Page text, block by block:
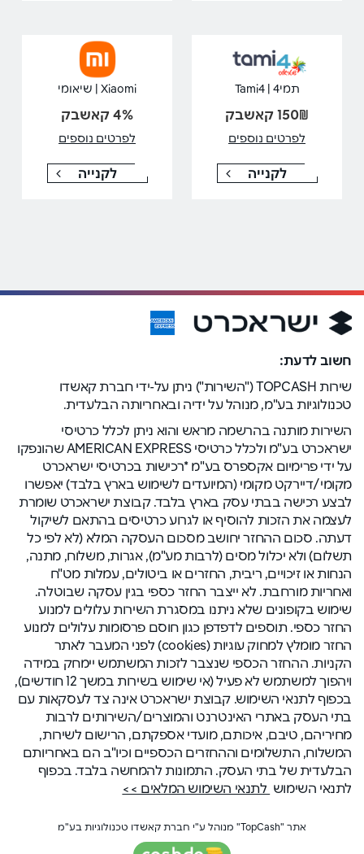
תמי4 | Tami4
150₪ קאשבק
לפרטים נוספים
לקנייה
Xiaomi | שיאומי
4% קאשבק
לפרטים נוספים
לקנייה
חשוב לדעת:
שירות TOPCASH ("השירות") ניתן על-ידי חברת קאשדו
טכנולוגיות בע"מ, מנוהל על ידיה ובאחריותה הבלעדית.
השירות מותנה בהרשמה מראש והוא ניתן לכלל כרטיסי
ישראכרט בע"מ ולכלל כרטיסי AMERICAN EXPRESS שהונפקו
על ידי פרימיום אקספרס בע"מ *רכישות בכרטיסי ישראכרט
מקומי/דיירקט מקומי (המיועדים לשימוש בארץ בלבד) יאפשרו
לבצע רכישה בבתי עסק בארץ בלבד. קבוצת ישראכרט שומרת
לעצמה את הזכות להוסיף או לגרוע כרטיסים בהתאם לשיקול
דעתה. סכום ההחזר יחושב מסכום העסקה המלא (לא לפי כל
תשלום) ולא יכלול מסים (לרבות מע"מ), אגרות, משלוח, מתנה,
הנחות או זיכויים, ריבית, החזרים או ביטולים, עמלות מט"ח
ואחריות מורחבת. לא ייצבר החזר כספי בגין עסקה שבוטלה.
שימוש בקופונים שלא ניתנו במסגרת השירות עלולים למנוע
החזר כספי. תוספים לדפדפן כגון חוסם פרסומות עלולים למנוע
החזר מומלץ למחוק עוגיות (cookies) לפני המעבר לאתר
הקניות. ההחזר הכספי שנצבר לזכות המשתמש יימחק במידה
ויהפוך למשתמש לא פעיל (אי שימוש בשירות במשך 12 חודשים),
בכפוף לתנאי השימוש. קבוצת ישראכרט אינה צד לעסקאות עם
בתי העסק באתרי האינטרנט והמוצרים/השירותים לרבות
מחיריהם, טיבם, איכותם, מועדי אספקתם, הרישום לשירות,
המשלוח, התשלומים וההחזרים הכספיים וכיו"ב הם באחריותם
הבלעדית של בתי העסק. התמונות להמחשה בלבד. בכפוף
לתנאי השימוש לתנאי השימוש המלאים >>
אתר "TopCash" מנוהל ע"י חברת קאשדו טכנולוגיות בע"מ